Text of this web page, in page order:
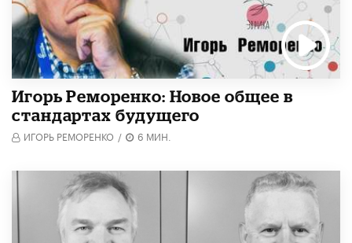
Игорь Реморенко: Новое общее в
стандартах будущего
ИГОРЬ РЕМОРЕНКО / 6 МИН.